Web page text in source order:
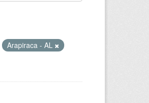
Arapiraca - AL